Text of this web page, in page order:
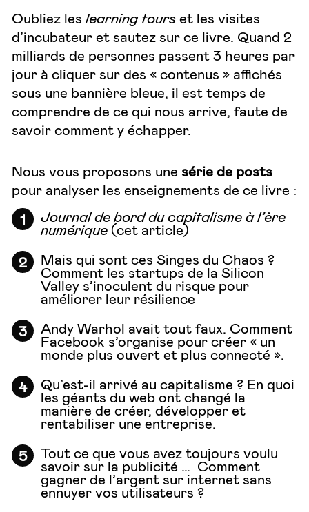
Oubliez les learning tours et les visites
d’incubateur et sautez sur ce livre. Quand 2
milliards de personnes passent 3 heures par
jour à cliquer sur des « contenus » affichés
sous une bannière bleue, il est temps de
comprendre de ce qui nous arrive, faute de
savoir comment y échapper.
Nous vous proposons une série de posts
pour analyser les enseignements de ce livre :
Journal de bord du capitalisme à l’ère
numérique (cet article)
Mais qui sont ces Singes du Chaos ?
Comment les startups de la Silicon
Valley s’inoculent du risque pour
améliorer leur résilience
Andy Warhol avait tout faux. Comment
Facebook s’organise pour créer « un
monde plus ouvert et plus connecté ».
Qu’est-il arrivé au capitalisme ? En quoi
les géants du web ont changé la
manière de créer, développer et
rentabiliser une entreprise.
Tout ce que vous avez toujours voulu
savoir sur la publicité … Comment
gagner de l’argent sur internet sans
ennuyer vos utilisateurs ?